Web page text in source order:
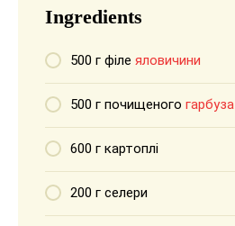
Ingredients
500 г філе яловичини
500 г почищеного гарбуза
600 г картоплі
200 г селери